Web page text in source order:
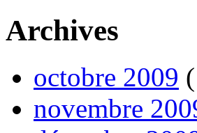
Archives
octobre 2009
novembre